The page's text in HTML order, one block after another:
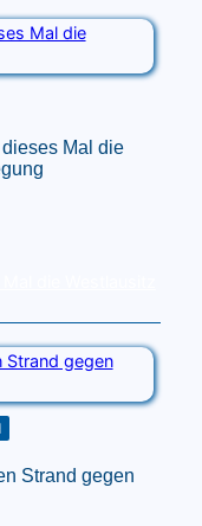
Mal die
Strand gegen